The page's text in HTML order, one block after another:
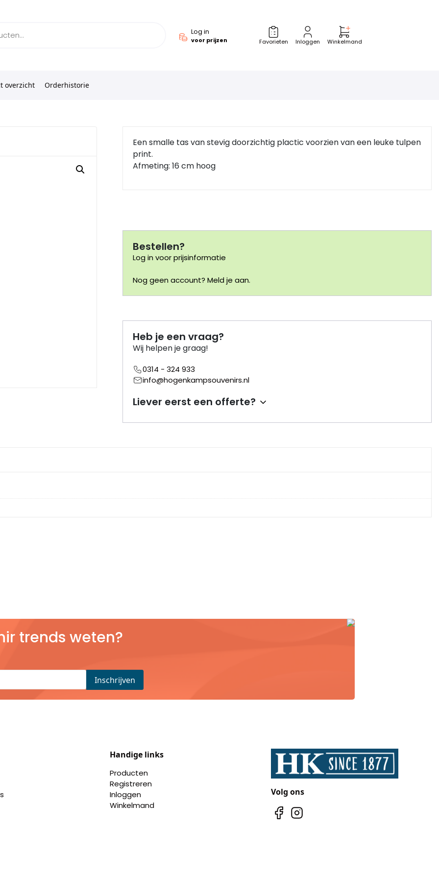
Log in
voor prijzen Favorieten Inloggen Winkelmand
overzicht Orderhistorie
Een smalle tas van stevig doorzichtig plactic voorzien van een leuke tulpen
print.
Afmeting: 16 cm hoog
Bestellen?
Log in voor prijsinformatie
Nog geen account? Meld je aan.
Heb je een vraag?
Wij helpen je graag!
0314 - 324 933
info@hogenkampsouvenirs.nl
Liever eerst een offerte?
trends weten?
Handige links
Producten
Registreren
Inloggen
Winkelmand
Volg ons